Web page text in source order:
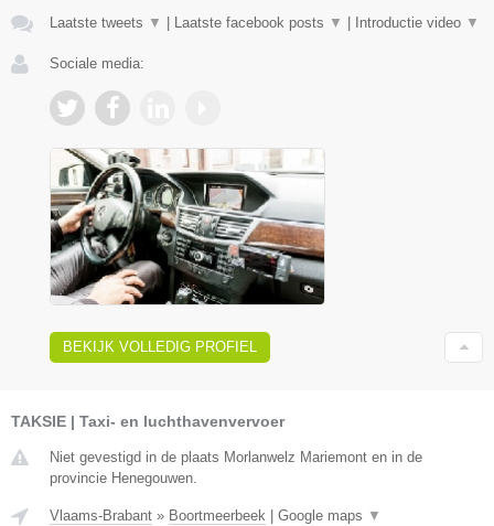
Laatste tweets ▼ Laatste facebook posts ▼ Introductie video ▼
Sociale media:
BEKIJK VOLLEDIG PROFIEL
TAKSIE | Taxi- en luchthavenvervoer
Niet gevestigd in de plaats Morlanwelz Mariemont en in de
provincie Henegouwen.
Vlaams-Brabant » Boortmeerbeek Google maps ▼